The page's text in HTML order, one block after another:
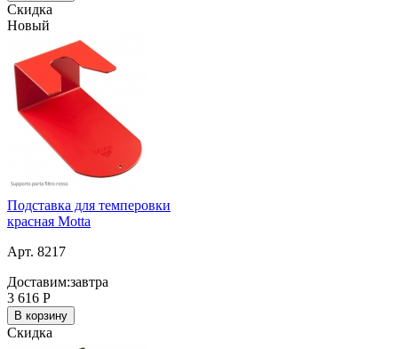
Скидка
Новый
Подставка для темперовки
красная Motta
Арт. 8217
Доставим:завтра
3 616 Р
В корзину
Скидка